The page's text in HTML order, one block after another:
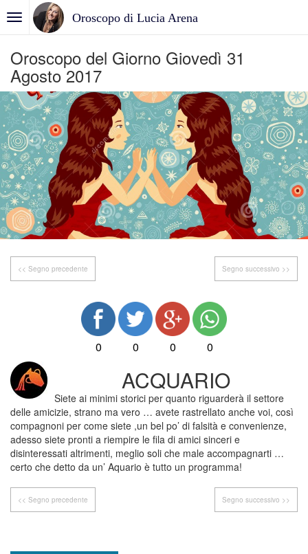
Oroscopo di Lucia Arena
Oroscopo del Giorno Giovedì 31
Agosto 2017
<< Segno precedente Segno successivo >>
0 0 0 0
ACQUARIO
Siete ai minimi storici per quanto riguarderà il settore
delle amicizie, strano ma vero … avete rastrellato anche voi, così
compagnoni per come siete ,un bel po’ di falsità e convenienze,
adesso siete pronti a riempire le fila di amici sinceri e
disinteressati altrimenti, meglio soli che male accompagnarti …
certo che detto da un’ Aquario è tutto un programma!
<< Segno precedente Segno successivo >>